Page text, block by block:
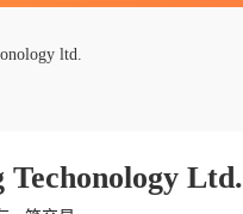
ltd.
Techonology Ltd.